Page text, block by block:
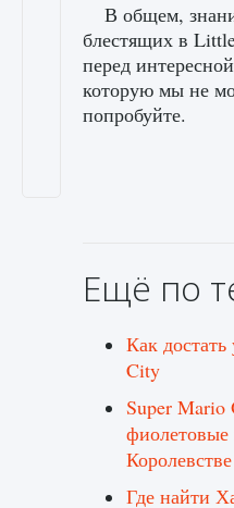
В общем,
блестящих в
перед
которую мы не
попробуйте.
Ещё по
Как
City
Super Mario
Где найти